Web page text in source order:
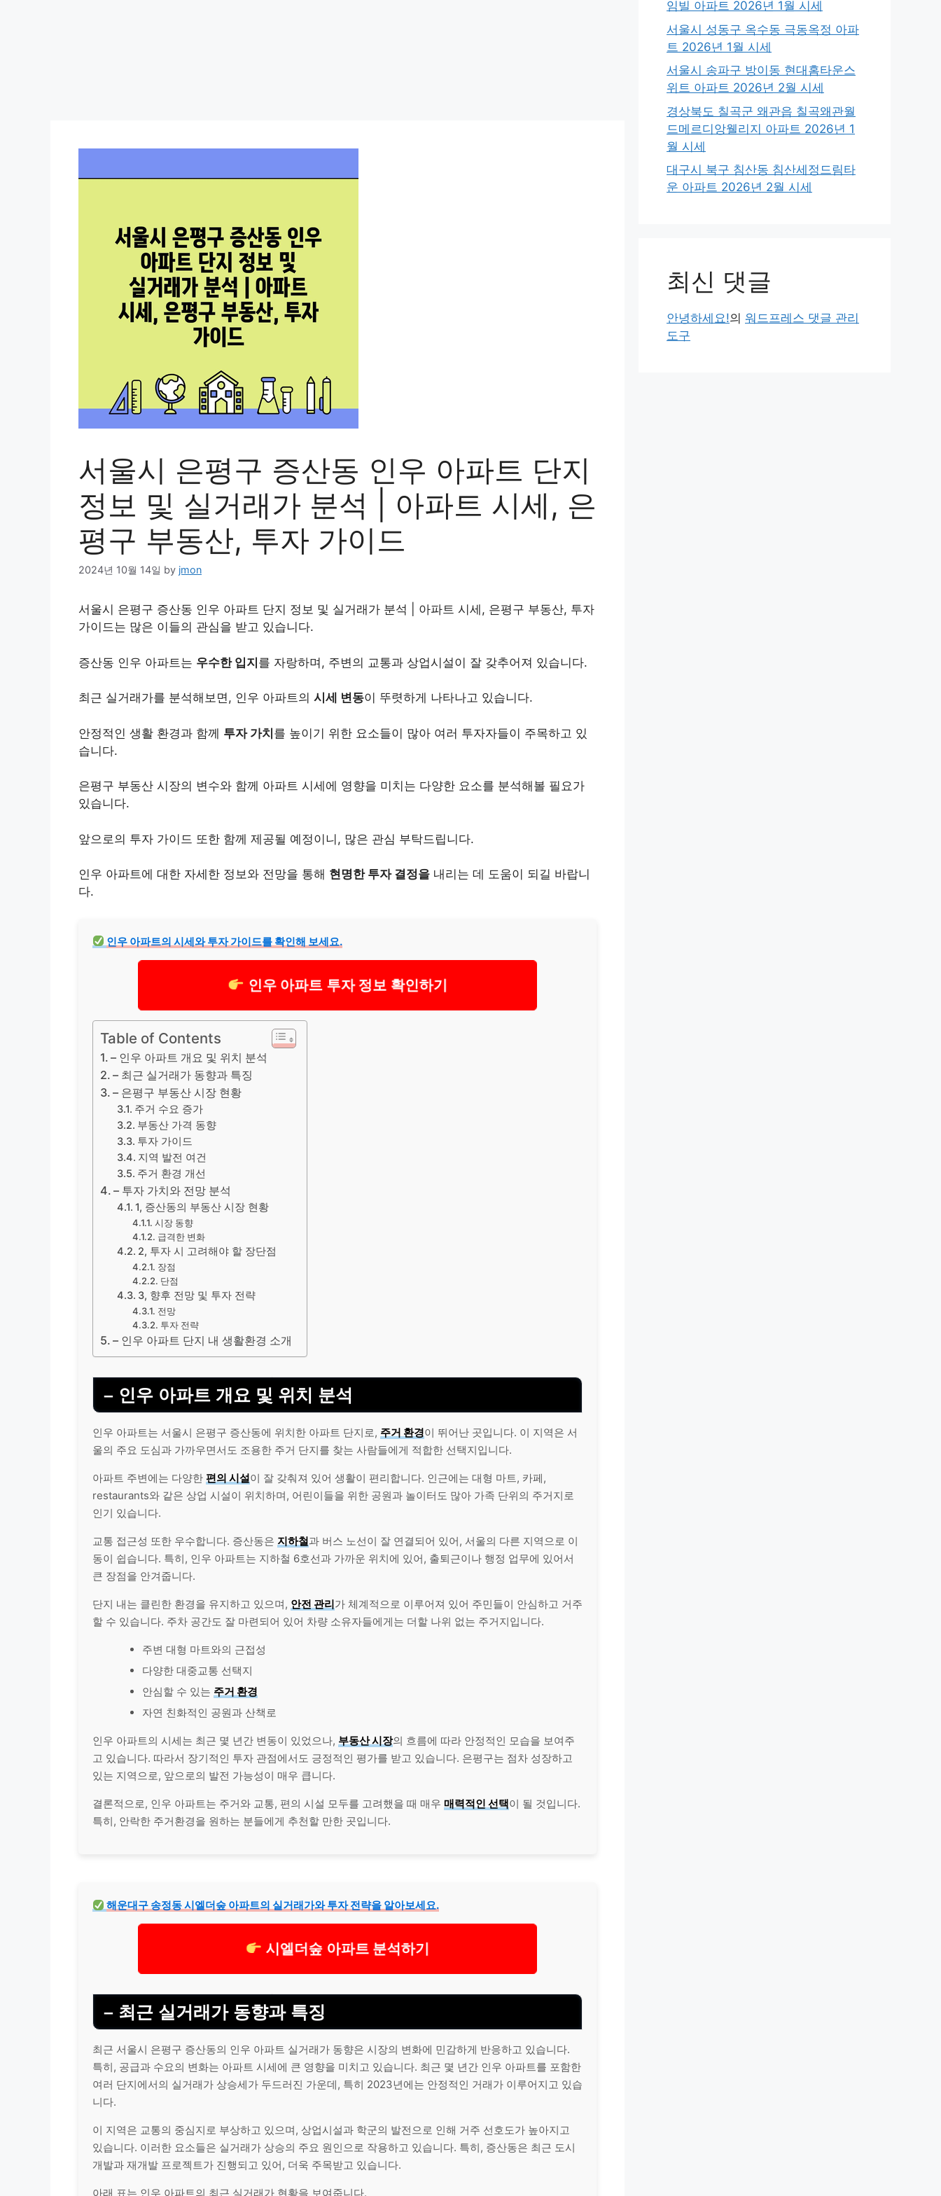
서울시 은평구 증산동 인우 아파트 단지
정보 및 실거래가 분석 | 아파트 시세, 은
평구 부동산, 투자 가이드
2024년 10월 14일 by jmon
서울시 은평구 증산동 인우 아파트 단지 정보 및 실거래가 분석 | 아파트 시세, 은평구 부동산, 투자
가이드는 많은 이들의 관심을 받고 있습니다.
증산동 인우 아파트는 우수한 입지를 자랑하며, 주변의 교통과 상업시설이 잘 갖추어져 있습니다.
최근 실거래가를 분석해보면, 인우 아파트의 시세 변동이 뚜렷하게 나타나고 있습니다.
안정적인 생활 환경과 함께 투자 가치를 높이기 위한 요소들이 많아 여러 투자자들이 주목하고 있
습니다.
은평구 부동산 시장의 변수와 함께 아파트 시세에 영향을 미치는 다양한 요소를 분석해볼 필요가
있습니다.
앞으로의 투자 가이드 또한 함께 제공될 예정이니, 많은 관심 부탁드립니다.
인우 아파트에 대한 자세한 정보와 전망을 통해 현명한 투자 결정을 내리는 데 도움이 되길 바랍니
다.
인우 아파트의 시세와 투자 가이드를 확인해 보세요.
인우 아파트 투자 정보 확인하기
Table of Contents
– 인우 아파트 개요 및 위치 분석
– 최근 실거래가 동향과 특징
– 은평구 부동산 시장 현황
주거 수요 증가
부동산 가격 동향
투자 가이드
지역 발전 여건
주거 환경 개선
– 투자 가치와 전망 분석
1, 증산동의 부동산 시장 현황
시장 동향
급격한 변화
2, 투자 시 고려해야 할 장단점
장점
단점
3, 향후 전망 및 투자 전략
전망
투자 전략
– 인우 아파트 단지 내 생활환경 소개
– 인우 아파트 개요 및 위치 분석
인우 아파트는 서울시 은평구 증산동에 위치한 아파트 단지로, 주거 환경이 뛰어난 곳입니다. 이 지역은 서
울의 주요 도심과 가까우면서도 조용한 주거 단지를 찾는 사람들에게 적합한 선택지입니다.
아파트 주변에는 다양한 편의 시설이 잘 갖춰져 있어 생활이 편리합니다. 인근에는 대형 마트, 카페,
restaurants와 같은 상업 시설이 위치하며, 어린이들을 위한 공원과 놀이터도 많아 가족 단위의 주거지로
인기 있습니다.
교통 접근성 또한 우수합니다. 증산동은 지하철과 버스 노선이 잘 연결되어 있어, 서울의 다른 지역으로 이
동이 쉽습니다. 특히, 인우 아파트는 지하철 6호선과 가까운 위치에 있어, 출퇴근이나 행정 업무에 있어서
큰 장점을 안겨줍니다.
단지 내는 클린한 환경을 유지하고 있으며, 안전 관리가 체계적으로 이루어져 있어 주민들이 안심하고 거주
할 수 있습니다. 주차 공간도 잘 마련되어 있어 차량 소유자들에게는 더할 나위 없는 주거지입니다.
주변 대형 마트와의 근접성
다양한 대중교통 선택지
안심할 수 있는 주거 환경
자연 친화적인 공원과 산책로
인우 아파트의 시세는 최근 몇 년간 변동이 있었으나, 부동산 시장의 흐름에 따라 안정적인 모습을 보여주
고 있습니다. 따라서 장기적인 투자 관점에서도 긍정적인 평가를 받고 있습니다. 은평구는 점차 성장하고
있는 지역으로, 앞으로의 발전 가능성이 매우 큽니다.
결론적으로, 인우 아파트는 주거와 교통, 편의 시설 모두를 고려했을 때 매우 매력적인 선택이 될 것입니다.
특히, 안락한 주거환경을 원하는 분들에게 추천할 만한 곳입니다.
해운대구 송정동 시엘더숲 아파트의 실거래가와 투자 전략을 알아보세요.
시엘더숲 아파트 분석하기
– 최근 실거래가 동향과 특징
최근 서울시 은평구 증산동의 인우 아파트 실거래가 동향은 시장의 변화에 민감하게 반응하고 있습니다.
특히, 공급과 수요의 변화는 아파트 시세에 큰 영향을 미치고 있습니다. 최근 몇 년간 인우 아파트를 포함한
여러 단지에서의 실거래가 상승세가 두드러진 가운데, 특히 2023년에는 안정적인 거래가 이루어지고 있습
니다.
이 지역은 교통의 중심지로 부상하고 있으며, 상업시설과 학군의 발전으로 인해 거주 선호도가 높아지고
있습니다. 이러한 요소들은 실거래가 상승의 주요 원인으로 작용하고 있습니다. 특히, 증산동은 최근 도시
개발과 재개발 프로젝트가 진행되고 있어, 더욱 주목받고 있습니다.
아래 표는 인우 아파트의 최근 실거래가 현황을 보여줍니다.
임빌 아파트 2026년 1월 시세
서울시 성동구 옥수동 극동옥정 아파
트 2026년 1월 시세
서울시 송파구 방이동 현대홈타운스
위트 아파트 2026년 2월 시세
경상북도 칠곡군 왜관읍 칠곡왜관월
드메르디앙웰리지 아파트 2026년 1
월 시세
대구시 북구 침산동 침산세정드림타
운 아파트 2026년 2월 시세
최신 댓글
안녕하세요!의 워드프레스 댓글 관리
도구